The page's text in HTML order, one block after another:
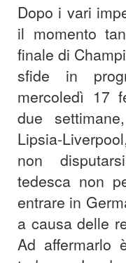
Dopo i vari
il momento
finale di
sfide in
mercoledì 17
due
Lipsia-
non
tedesca non
entrare in
a causa delle
Ad affermarlo